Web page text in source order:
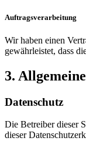
Auftragsverarbeitung
Wir haben einen
gewährleistet, dass
3.
Datenschutz
Die Betreiber dieser
dieser